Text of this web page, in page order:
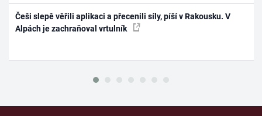
Češi slepě věřili aplikaci a přecenili síly, píší v Rakousku. V
Alpách je zachraňoval vrtulník